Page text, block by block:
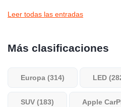
Leer todas las entradas
Más clasificaciones
Europa (314) LED
SUV (183) Apple